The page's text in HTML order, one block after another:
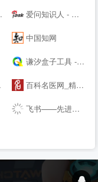
爱问知识人 - 中文互动问答平台
中国知网
谦汐盒子工具 - 免费在线网页工具箱，站长必备工具
百科名医网_精准医学科普知识平台
飞书——先进企业协作与管理平台，一站式无缝办公协作，团队上下对齐目标，全面激活组织和个人。先进团队，先用飞书。